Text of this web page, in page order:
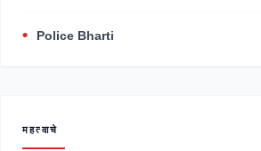
Police Bharti
महत्वाचे